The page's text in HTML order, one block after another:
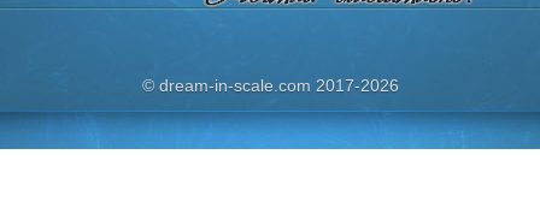
© dream-in-scale.com 2017-2026